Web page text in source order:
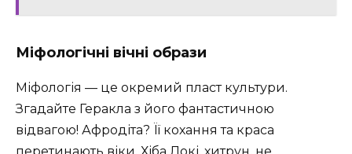
Міфологічні вічні образи
Міфологія — це окремий пласт культури.
Згадайте Геракла з його фантастичною
відвагою! Афродіта? Її кохання та краса